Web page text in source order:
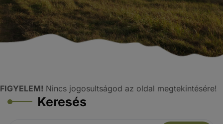
FIGYELEM! Nincs jogosultságod az oldal megtekintésére!
Keresés